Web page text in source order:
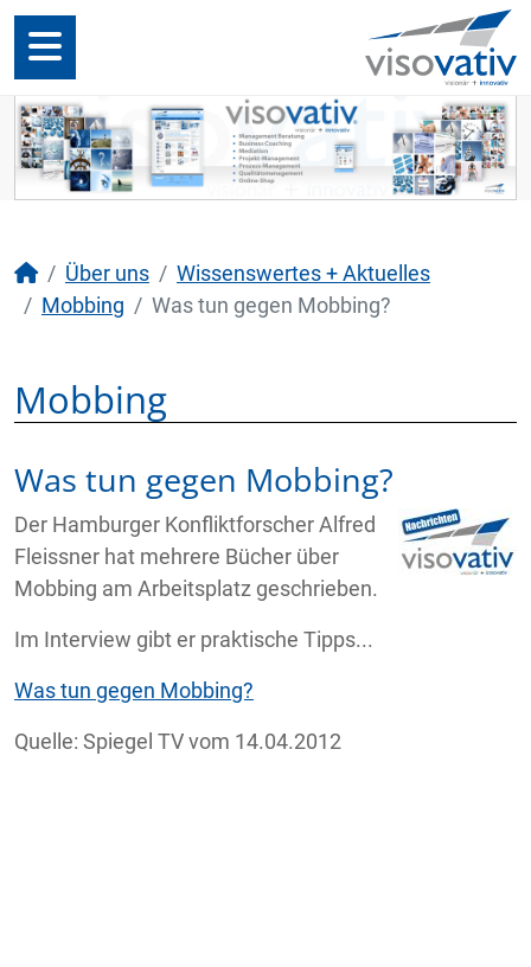
Über uns
Wissenswertes + Aktuelles
Mobbing
Was tun gegen Mobbing?
Mobbing
Was tun gegen Mobbing?
Der Hamburger Konfliktforscher Alfred
Fleissner hat mehrere Bücher über
Mobbing am Arbeitsplatz geschrieben.
Im Interview gibt er praktische Tipps...
Was tun gegen Mobbing?
Quelle: Spiegel TV vom 14.04.2012